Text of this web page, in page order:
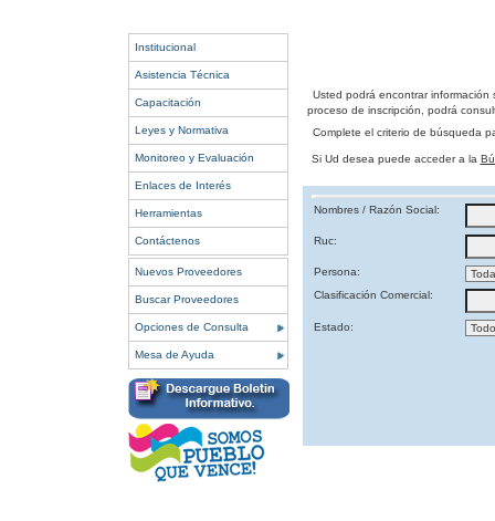
Institucional
Asistencia Técnica
Capacitación
Leyes y Normativa
Monitoreo y Evaluación
Enlaces de Interés
Herramientas
Contáctenos
Nuevos Proveedores
Buscar Proveedores
Opciones de Consulta
Mesa de Ayuda
Usted podrá encontrar
proceso de inscripción, podrá
Complete el criterio de búsqueda
Si Ud desea puede acceder a la
Nombres / Razón Social:
Ruc:
Persona:
Clasificación Comercial:
Estado: